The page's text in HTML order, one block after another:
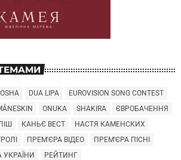
ТЕМАМИ
DUA LIPA
EUROVISION SONG CONTEST
ONUKA SHAKIRA
ЄВРОБАЧЕННЯ
КАНЬЄ ВЕСТ
НАСТЯ КАМЕНСКИХ
ПРЕМ'ЄРА ВІДЕО
ПРЕМ'ЄРА ПІСНІ
УКРАЇНИ
РЕЙТИНГ